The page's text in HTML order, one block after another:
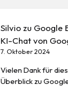
Silvio zu Google
KI-Chat von
7. Oktober 2024
Vielen Dank für
Überblick zu